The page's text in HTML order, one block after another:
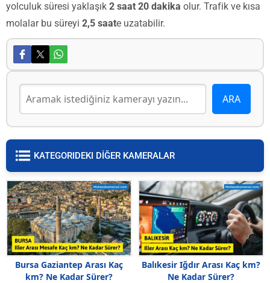
yolculuk süresi yaklaşık 2 saat 20 dakika olur. Trafik ve kısa
molalar bu süreyi 2,5 saate uzatabilir.
KATEGORIDEKI DİĞER KAMERALAR
Bursa Gaziantep Arası Kaç
km? Ne Kadar Sürer?
Balıkesir Iğdır Arası Kaç km?
Ne Kadar Sürer?